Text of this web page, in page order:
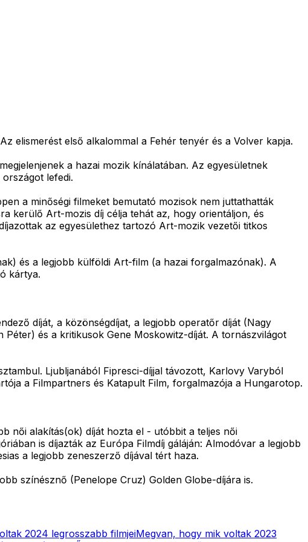
elismerést első alkalommal a Fehér tenyér és a Volver kapja.
a hazai mozik kínálatában. Az egyesületnek
lefedi.
a minőségi filmeket bemutató mozisok nem juttathatták
kerülő Art-mozis díj célja tehát az, hogy orientáljon, és
az egyesülethez tartozó Art-mozik vezetői titkos
és a legjobb külföldi Art-film (a hazai forgalmazónak). A
kártya.
díját, a közönségdíjat, a legjobb operatőr díját (Nagy
és a kritikusok Gene Moskowitz-díját. A tornászvilágot
Ljubljanából Fipresci-díjjal távozott, Karlovy Varyból
a Filmpartners és Katapult Film, forgalmazója a Hungarotop.
női alakítás(ok) díját hozta el - utóbbit a teljes női
is díjazták az Európa Filmdíj gáláján: Almodóvar a legjobb
a legjobb zeneszerző díjával tért haza.
színésznő (Penelope Cruz) Golden Globe-díjára is.
2024 legrosszabb filmjeiMegvan, hogy mik voltak 2023